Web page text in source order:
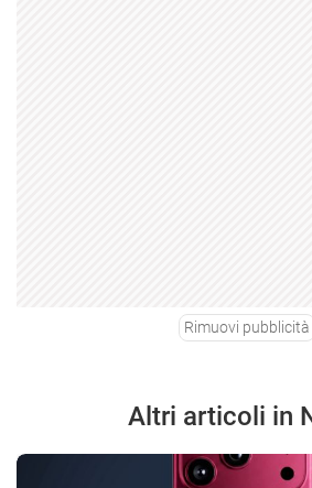
Rimuovi pubblicità
Altri articoli in